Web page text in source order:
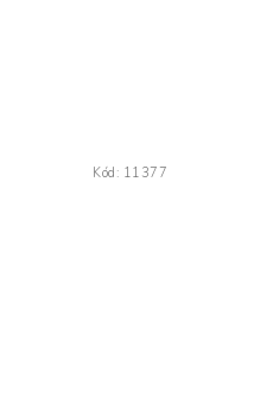
Kód: 11377